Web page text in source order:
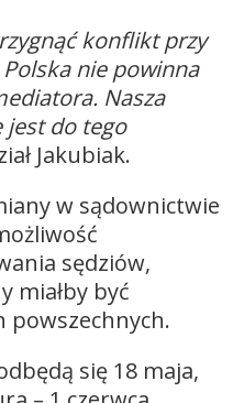
konflikt przy
nie powinna
Nasza
jest do tego
Jakubiak.
w sądownictwie
sędziów,
miałby być
powszechnych.
się 18 maja,